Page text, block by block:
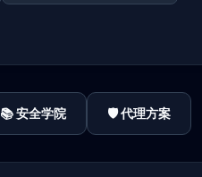
📚 安全学院 🛡️ 代理方案